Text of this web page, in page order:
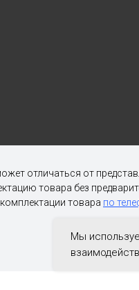
Мы
отличаться от
товара без
товара по